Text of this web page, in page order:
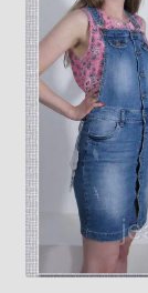
Контакты
Примерочная